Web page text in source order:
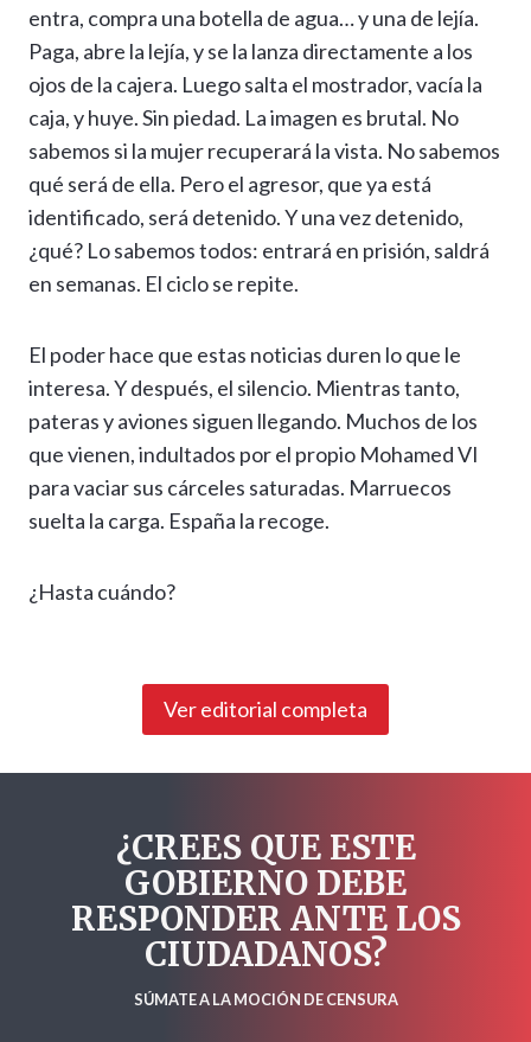
entra, compra una botella de agua… y una de lejía.
Paga, abre la lejía, y se la lanza directamente a los
ojos de la cajera. Luego salta el mostrador, vacía la
caja, y huye. Sin piedad. La imagen es brutal. No
sabemos si la mujer recuperará la vista. No sabemos
qué será de ella. Pero el agresor, que ya está
identificado, será detenido. Y una vez detenido,
¿qué? Lo sabemos todos: entrará en prisión, saldrá
en semanas. El ciclo se repite.
El poder hace que estas noticias duren lo que le
interesa. Y después, el silencio. Mientras tanto,
pateras y aviones siguen llegando. Muchos de los
que vienen, indultados por el propio Mohamed VI
para vaciar sus cárceles saturadas. Marruecos
suelta la carga. España la recoge.
¿Hasta cuándo?
Ver editorial completa
¿CREES QUE ESTE
GOBIERNO DEBE
RESPONDER ANTE LOS
CIUDADANOS?
SÚMATE A LA MOCIÓN DE CENSURA